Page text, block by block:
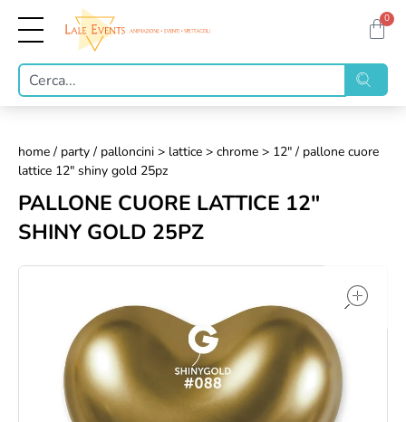
0
home / party / palloncini > lattice > chrome > 12" / pallone cuore
lattice 12" shiny gold 25pz
PALLONE CUORE LATTICE 12"
SHINY GOLD 25PZ